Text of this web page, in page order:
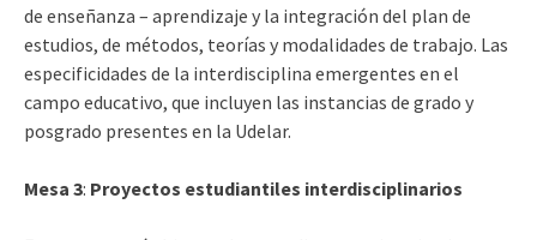
de enseñanza – aprendizaje y la integración del plan de
estudios, de métodos, teorías y modalidades de trabajo. Las
especificidades de la interdisciplina emergentes en el
campo educativo, que incluyen las instancias de grado y
posgrado presentes en la Udelar.
Mesa 3: Proyectos estudiantiles interdisciplinarios